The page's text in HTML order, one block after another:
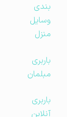
بندی
وسایل
منزل
باربری
مبلمان
باربری
آنلاین